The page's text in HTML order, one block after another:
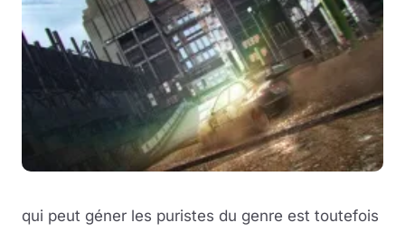
qui peut géner les puristes du genre est toutefois